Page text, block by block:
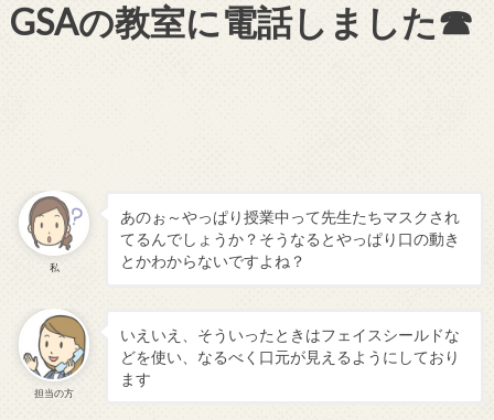
GSAの教室に電話しました☎
私
あのぉ～やっぱり授業中って先生たちマスクされ
てるんでしょうか？そうなるとやっぱり口の動き
とかわからないですよね？
担当の方
いえいえ、そういったときはフェイスシールドな
どを使い、なるべく口元が見えるようにしており
ます